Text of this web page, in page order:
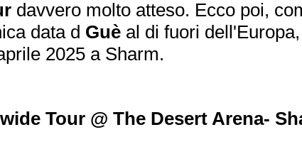
davvero molto atteso. Ecco poi,
data d Guè al di fuori dell'Europa,
2025 a Sharm.
Tour @ The Desert Arena-